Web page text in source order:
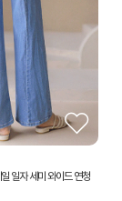
일자 세미 와이드 연청